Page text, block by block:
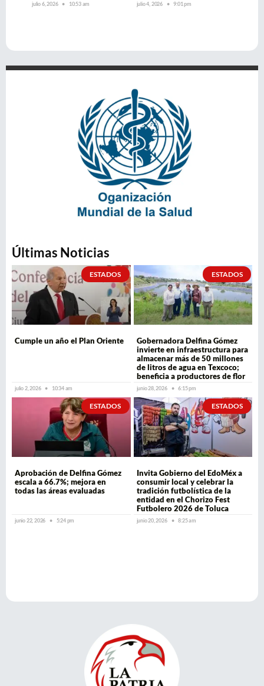
julio 6, 2026 10:53 am julio 4, 2026 9:01 pm
Últimas Noticias
ESTADOS
Cumple un año el Plan Oriente
julio 2, 2026 10:34 am
ESTADOS
Gobernadora Delfina Gómez
invierte en infraestructura para
almacenar más de 50 millones
de litros de agua en Texcoco;
beneficia a productores de flor
junio 28, 2026 6:15 pm
ESTADOS
Aprobación de Delfina Gómez
escala a 66.7%; mejora en
todas las áreas evaluadas
junio 22, 2026 5:24 pm
ESTADOS
Invita Gobierno del EdoMéx a
consumir local y celebrar la
tradición futbolística de la
entidad en el Chorizo Fest
Futbolero 2026 de Toluca
junio 20, 2026 8:25 am